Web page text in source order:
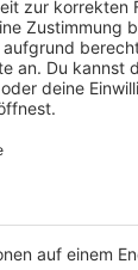
Line-Up:
Mainstage:
Afrojack,
Brejcha,
HBz,
SKIY,